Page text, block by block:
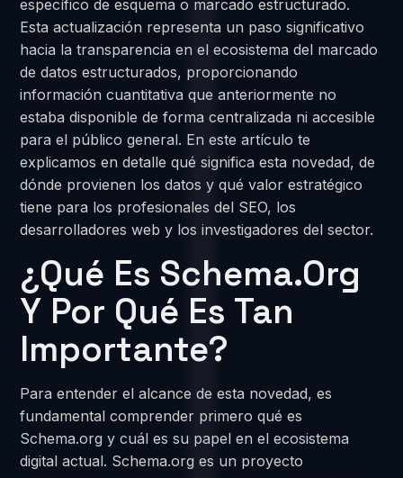
específico de esquema o marcado estructurado.
Esta actualización representa un paso significativo
hacia la transparencia en el ecosistema del marcado
de datos estructurados, proporcionando
información cuantitativa que anteriormente no
estaba disponible de forma centralizada ni accesible
para el público general. En este artículo te
explicamos en detalle qué significa esta novedad, de
dónde provienen los datos y qué valor estratégico
tiene para los profesionales del SEO, los
desarrolladores web y los investigadores del sector.
¿Qué Es Schema.org
Y Por Qué Es Tan
Importante?
Para entender el alcance de esta novedad, es
fundamental comprender primero qué es
Schema.org y cuál es su papel en el ecosistema
digital actual. Schema.org es un proyecto